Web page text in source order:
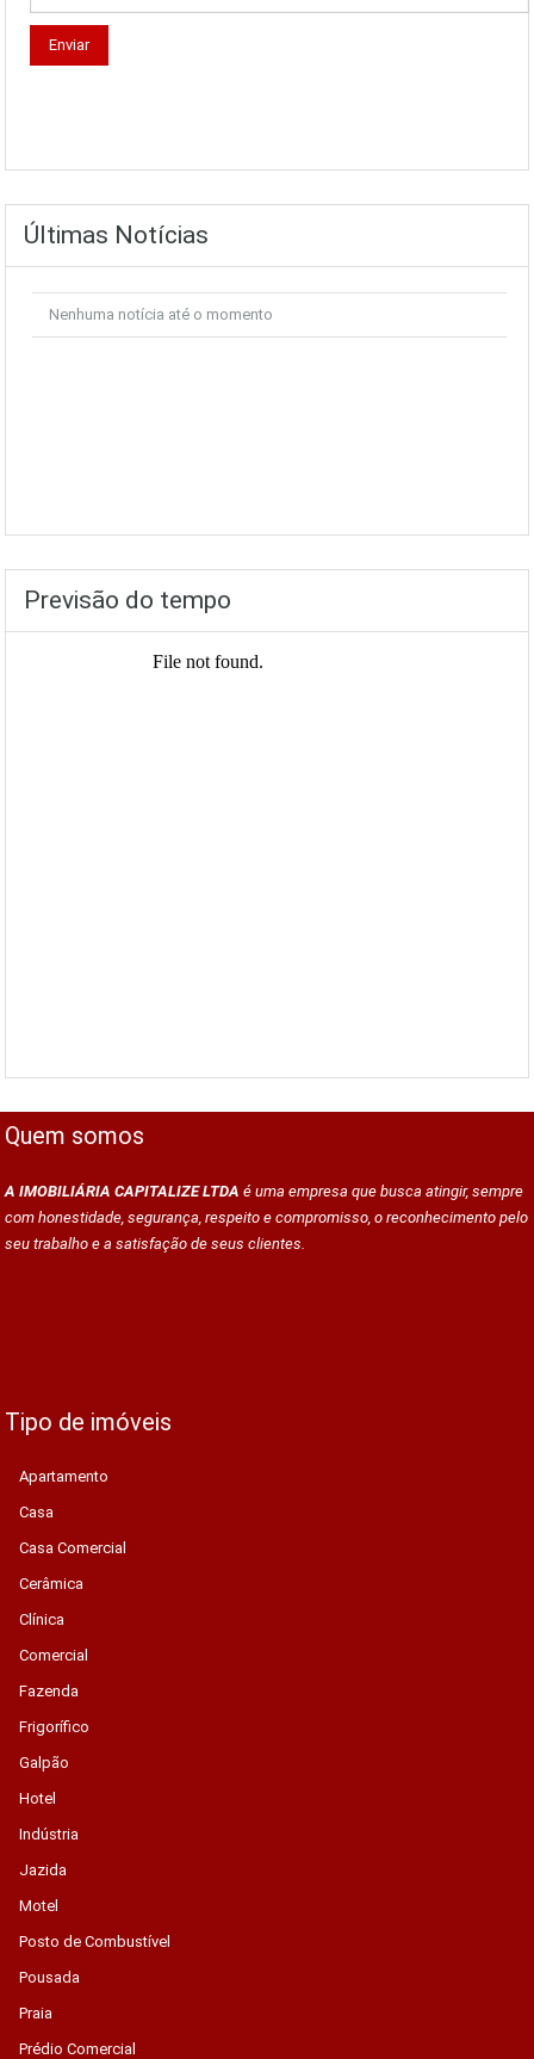
Últimas Notícias
Nenhuma notícia até o momento
Previsão do tempo
Quem somos
A IMOBILIÁRIA CAPITALIZE LTDA é uma empresa que busca atingir, sempre
com honestidade, segurança, respeito e compromisso, o reconhecimento pelo
seu trabalho e a satisfação de seus clientes.
Tipo de imóveis
Apartamento
Casa
Casa Comercial
Cerâmica
Clínica
Comercial
Fazenda
Frigorífico
Galpão
Hotel
Indústria
Jazida
Motel
Posto de Combustível
Pousada
Praia
Prédio Comercial